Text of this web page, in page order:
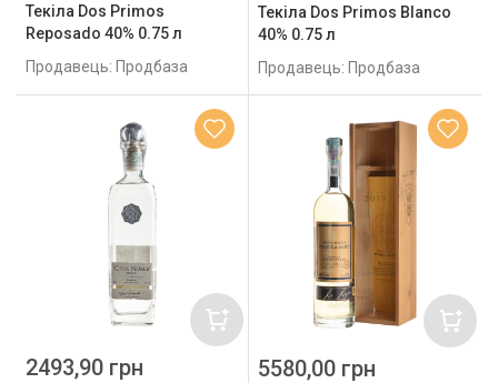
Текіла Dos Primos
Reposado 40% 0.75 л
Продавець: Продбаза
Текіла Dos Primos Blanco
40% 0.75 л
Продавець: Продбаза
2493,90 грн 5580,00 грн